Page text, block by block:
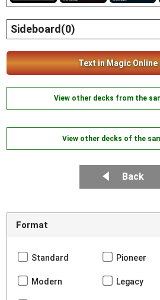
Sideboard(0)
Text in Magic
View other decks from the
View other decks of the
Back
Format
Standard Pioneer
Modern Legacy